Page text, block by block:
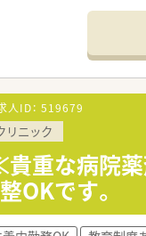
合わせ、豊富な社内
会社だからこそ活
、エリアマネジャ
の専門性を活かせる
理部門や商品部門
年々増加しており
で取得が可能で、
日とワークライフバ
薬まで、従業員割引
人ID： 519679
リニック
貴重な病院
OKです。